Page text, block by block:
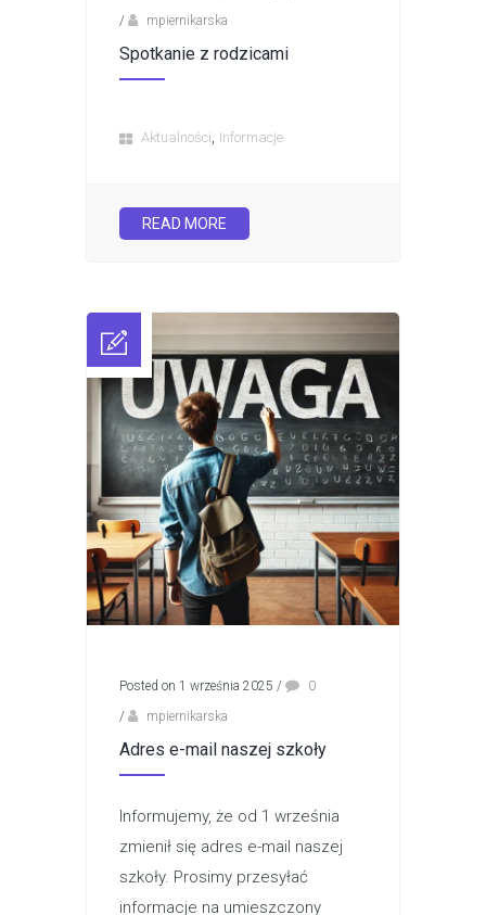
/
mpiernikarska
Spotkanie z rodzicami
Aktualności Informacje
READ MORE
Posted on 1 września 2025 /
0
/
mpiernikarska
Adres e-mail naszej szkoły
Informujemy, że od 1 września
zmienił się adres e-mail naszej
szkoły. Prosimy przesyłać
informacje na umieszczony